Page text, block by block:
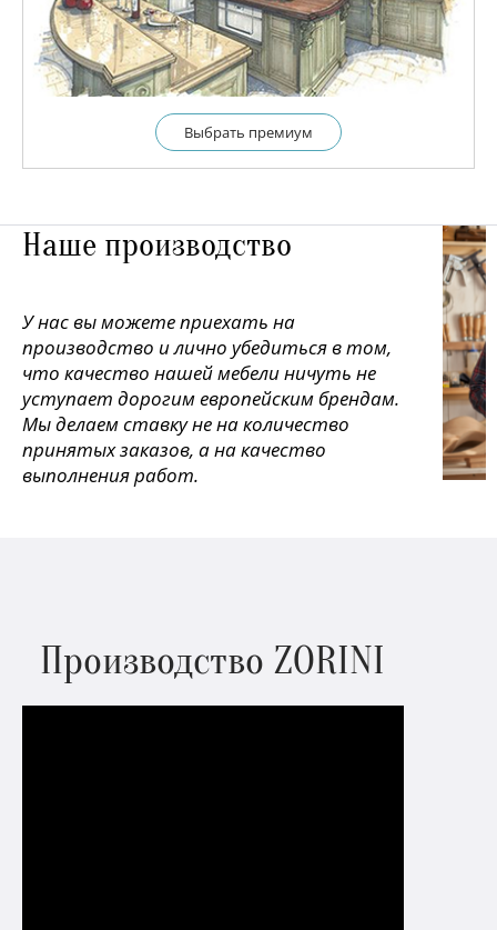
Выбрать премиум
Наше производство
У нас вы можете приехать на
производство и лично убедиться в том,
что качество нашей мебели ничуть не
уступает дорогим европейским брендам.
Мы делаем ставку не на количество
принятых заказов, а на качество
выполнения работ.
Производство ZORINI